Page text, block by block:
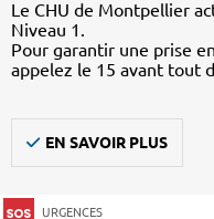
Le CHU de Montpellier
Niveau 1.
Pour garantir une prise
appelez le 15 avant tout
EN SAVOIR PLUS
URGENCES